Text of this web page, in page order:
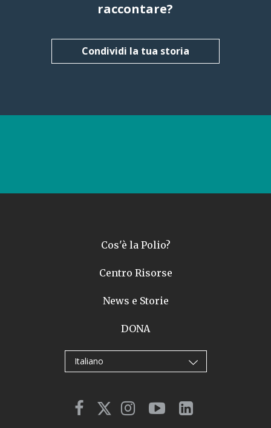
raccontare?
Condividi la tua storia
Cos'è la Polio?
Centro Risorse
News e Storie
DONA
Italiano